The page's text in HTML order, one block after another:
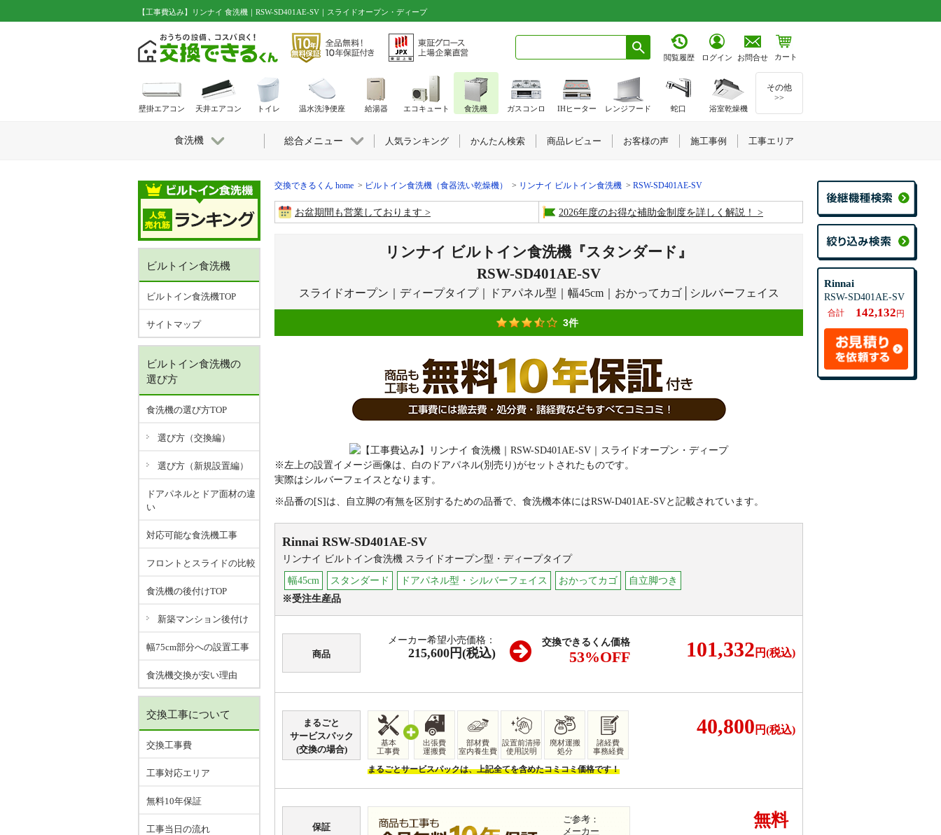
Rinnai
RSW-SD401AE-SV
合計 142,132 円
【工事費込み】リンナイ 食洗機｜RSW-SD401AE-SV｜スライドオープン・ディープ
閲覧履歴 ログイン お問合せ カート
交換できるくん home ビルトイン食洗機（食器洗い乾燥機） リンナイ ビルトイン食洗機 RSW-SD401AE-SV
お盆期間も営業しております 2026年度のお得な補助金制度を詳しく解説！
リンナイ ビルトイン食洗機『スタンダード』
RSW-SD401AE-SV
スライドオープン｜ディープタイプ｜ドアパネル型｜幅45cm｜おかってカゴ│シルバーフェイス
3件
※左上の設置イメージ画像は、白のドアパネル(別売り)がセットされたものです。
実際はシルバーフェイスとなります。
※品番の[S]は、自立脚の有無を区別するための品番で、食洗機本体にはRSW-D401AE-SVと記載されています。
Rinnai RSW-SD401AE-SV
リンナイ ビルトイン食洗機 スライドオープン型・ディープタイプ
幅45cm スタンダード ドアパネル型・シルバーフェイス おかってカゴ
自立脚つき
※受注生産品
商品
メーカー希望小売価格：
215,600円(税込)
交換できるくん価格
53%OFF 101,332 円(税込)
まるごと
サービスパック
(交換の場合)
基本
工事費
出張費
運搬費
部材費
室内養生費
設置前清掃
使用説明
廃材運搬
処分
諸経費
事務経費
まるごとサービスパックは、上記全てを含めたコミコミ価格です！
40,800 円(税込)
保証
ご参考：
メーカー
無料
ビルトイン食洗機
ビルトイン食洗機TOP
サイトマップ
ビルトイン食洗機の
選び方
食洗機の選び方TOP
選び方（交換編）
選び方（新規設置編）
ドアパネルとドア面材の違
い
対応可能な食洗機工事
フロントとスライドの比較
食洗機の後付けTOP
新築マンション後付け
幅75cm部分への設置工事
食洗機交換が安い理由
交換工事について
交換工事費
工事対応エリア
無料10年保証
工事当日の流れ
壁掛エアコン 天井エアコン トイレ 温水洗浄便座 給湯器 エコキュート 食洗機 ガスコンロ IHヒーター レンジフード 蛇口 浴室乾燥機
その他
>>
食洗機 総合メニュー 人気ランキング かんたん検索 商品レビュー お客様の声 施工事例 工事エリア